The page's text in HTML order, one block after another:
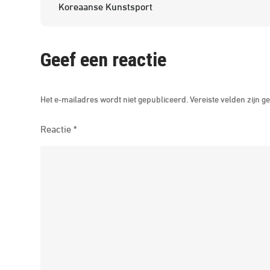
Koreaanse Kunstsport
Geef een reactie
Het e-mailadres wordt niet gepubliceerd. Vereiste velden zijn
Reactie*